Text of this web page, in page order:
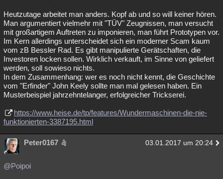
Heutzutage arbeitet man anders. Kopf ab und so will keiner hören.
Man argumentiert vielmehr mit "TÜV" Zeugnissen, man versucht
mit großartigem Auftreten zu imponieren, man führt Prototypen vor.
Im Kern allerdings unterscheidet sich ein moderner Scam kaum
vom zB Bessler Rad. Es gibt manipulierte Gerätschaften, die
Investoren locken sollen. Wirklich verkauft, im Sinne von geliefert
werden, soll sowieso nichts.
In dem Zusammenhang: wer es noch nicht kennt, die Geschichte
vom "Erfinder" John Keely sollte man mal gelesen haben. Ein
Musterbeispiel jahrzehntelanger, erfolgreicher Trickserei.
https://www.heise.de/tp/features/Wundermaschinen-die-nie-
funktionierten-3387195.html
Peter0167 03.01.2017 um 20:24
@Poipoi